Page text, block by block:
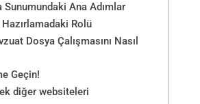
Sunumundaki Ana Adımlar
Hazırlamadaki Rolü
Dosya Çalışmasını Nasıl
Geçin!
diğer websiteleri